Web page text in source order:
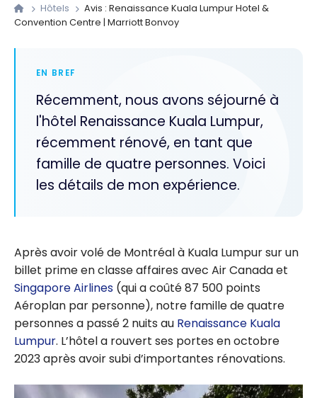
Hôtels
Avis : Renaissance Kuala Lumpur Hotel &
Convention Centre | Marriott Bonvoy
EN BREF
Récemment, nous avons séjourné à
l'hôtel Renaissance Kuala Lumpur,
récemment rénové, en tant que
famille de quatre personnes. Voici
les détails de mon expérience.
Après avoir volé de Montréal à Kuala Lumpur sur un
billet prime en classe affaires avec Air Canada et
Singapore Airlines (qui a coûté 87 500 points
Aéroplan par personne), notre famille de quatre
personnes a passé 2 nuits au Renaissance Kuala
Lumpur. L’hôtel a rouvert ses portes en octobre
2023 après avoir subi d’importantes rénovations.